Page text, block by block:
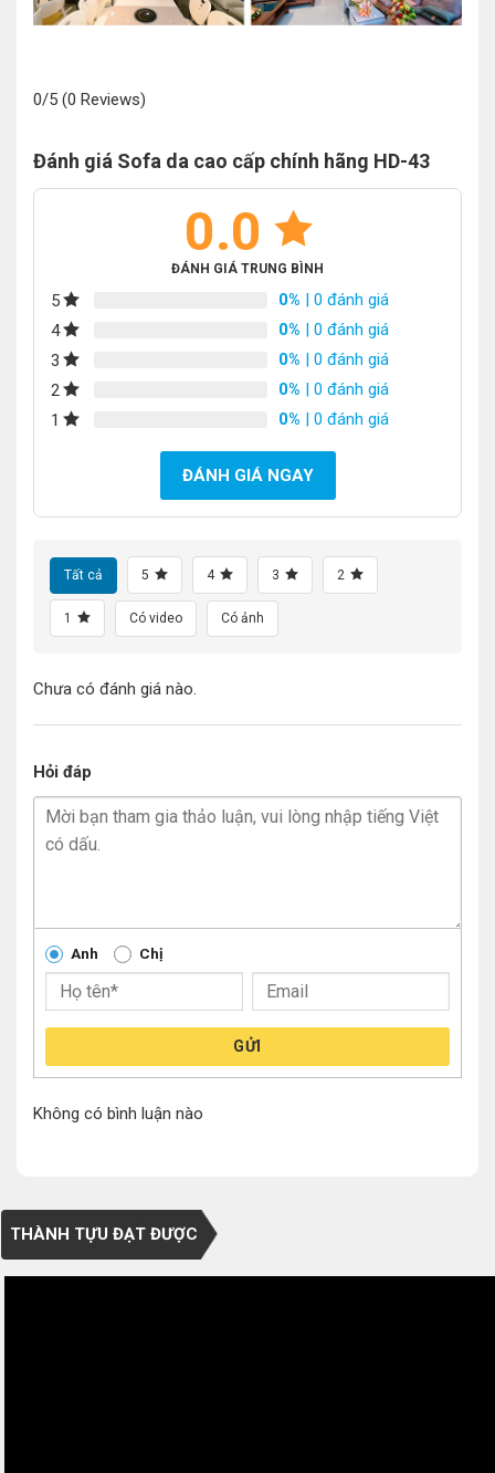
0/5 (0 Reviews)
Đánh giá Sofa da cao cấp chính hãng HD-43
0.0
ĐÁNH GIÁ TRUNG BÌNH
5 0% | 0 đánh giá
4
0% | 0 đánh giá
3
0% | 0 đánh giá
2
0% | 0 đánh giá
1
0% | 0 đánh giá
ĐÁNH GIÁ NGAY
Tất cả 5 4 3 2
1 Có video Có ảnh
Chưa có đánh giá nào.
Hỏi đáp
Anh Chị
GỬI
Không có bình luận nào
THÀNH TỰU ĐẠT ĐƯỢC